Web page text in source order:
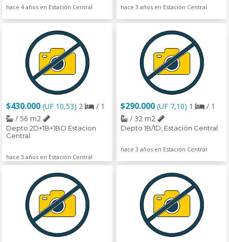
hace 4 años en Estación Central hace 3 años en Estación Central
$430.000 (UF 10,53) 2
/ 1
/ 56 m2
Depto 2D+1B+1BO Estacion
Central
hace 3 años en Estación Central
$290.000 (UF 7,10) 1
/ 1
/ 32 m2
Depto 1B/1D, Estación Central
hace 3 años en Estación Central